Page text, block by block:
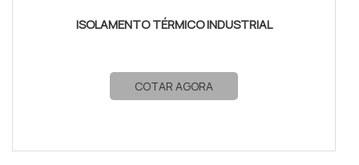
ISOLAMENTO TÉRMICO INDUSTRIAL
COTAR AGORA